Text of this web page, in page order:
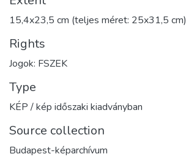
15,4x23,5 cm (teljes méret: 25x31,5 cm)
Rights
Jogok: FSZEK
Type
KÉP / kép időszaki kiadványban
Source collection
Budapest-képarchívum